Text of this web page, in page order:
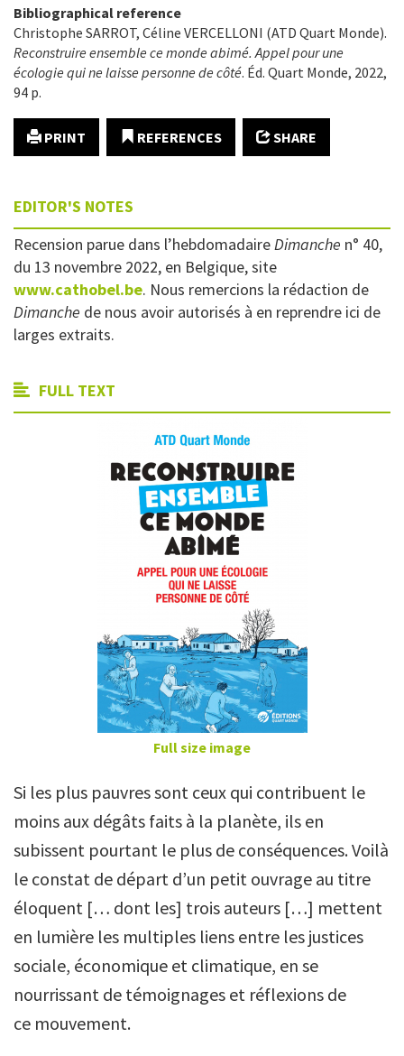
Bibliographical reference
Christophe SARROT, Céline VERCELLONI (ATD Quart Monde).
Reconstruire ensemble ce monde abimé. Appel pour une
écologie qui ne laisse personne de côté. Éd. Quart Monde, 2022,
94 p.
PRINT REFERENCES SHARE
EDITOR'S NOTES
Recension parue dans l’hebdomadaireDimanche n° 40,
du 13 novembre 2022, en Belgique, site
www.cathobel.be. Nous remercions la rédaction de
Dimanche de nous avoir autorisés à en reprendre ici de
larges extraits.
FULL TEXT
Full size image
Si les plus pauvres sont ceux qui contribuent le
moins aux dégâts faits à la planète, ils en
subissent pourtant le plus de conséquences. Voilà
le constat de départ d’un petit ouvrage au titre
éloquent [… dont les] trois auteurs […] mettent
en lumière les multiples liens entre les justices
sociale, économique et climatique, en se
nourrissant de témoignages et réflexions de
ce mouvement.